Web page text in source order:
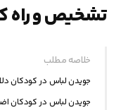
تشخیص و راه
خلاصه مطلب
جویدن لباس در کودکان
جویدن لباس در کودکان